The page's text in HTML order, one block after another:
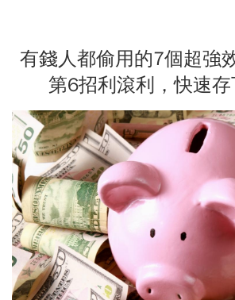
有錢人都偷用的7個超強
第6招利滾利，快速